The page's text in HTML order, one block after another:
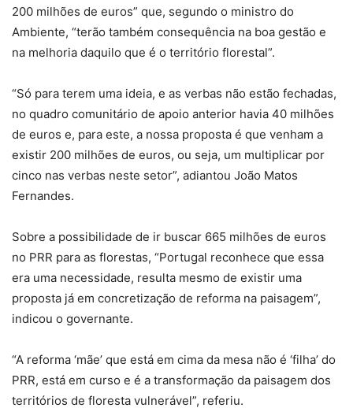
200 milhões de euros” que, segundo o ministro do
Ambiente, “terão também consequência na boa gestão e
na melhoria daquilo que é o território florestal”.
“Só para terem uma ideia, e as verbas não estão fechadas,
no quadro comunitário de apoio anterior havia 40 milhões
de euros e, para este, a nossa proposta é que venham a
existir 200 milhões de euros, ou seja, um multiplicar por
cinco nas verbas neste setor”, adiantou João Matos
Fernandes.
Sobre a possibilidade de ir buscar 665 milhões de euros
no PRR para as florestas, “Portugal reconhece que essa
era uma necessidade, resulta mesmo de existir uma
proposta já em concretização de reforma na paisagem”,
indicou o governante.
“A reforma ‘mãe’ que está em cima da mesa não é ‘filha’ do
PRR, está em curso e é a transformação da paisagem dos
territórios de floresta vulnerável”, referiu.